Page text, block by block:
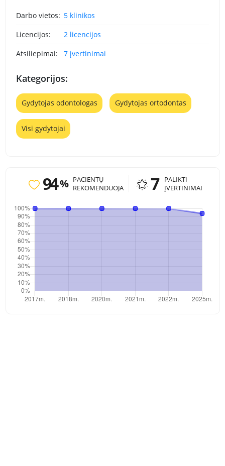
Darbo vietos: 5 klinikos
Licencijos:
2 licencijos
Atsiliepimai:
7 įvertinimai
Kategorijos:
Gydytojas odontologas Gydytojas ortodontas
Visi gydytojai
94 % PACIENTŲ
REKOMENDUOJA
7
PALIKTI
ĮVERTINIMAI